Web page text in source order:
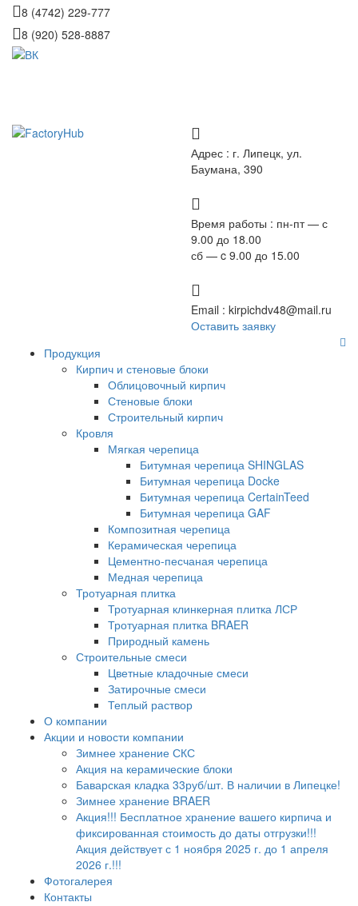
8 (4742) 229-777
8 (920) 528-8887
Адрес : г. Липецк, ул.
Баумана, 390
Время работы : пн-пт — с
9.00 до 18.00
сб — c 9.00 до 15.00
Email : kirpichdv48@mail.ru
Оставить заявку
Продукция
Кирпич и стеновые блоки
Облицовочный кирпич
Стеновые блоки
Строительный кирпич
Кровля
Мягкая черепица
Битумная черепица SHINGLAS
Битумная черепица Docke
Битумная черепица CertainTeed
Битумная черепица GAF
Композитная черепица
Керамическая черепица
Цементно-песчаная черепица
Медная черепица
Тротуарная плитка
Тротуарная клинкерная плитка ЛСР
Тротуарная плитка BRAER
Природный камень
Строительные смеси
Цветные кладочные смеси
Затирочные смеси
Теплый раствор
О компании
Акции и новости компании
Зимнее хранение СКС
Акция на керамические блоки
Баварская кладка 33руб/шт. В наличии в Липецке!
Зимнее хранение BRAER
Акция!!! Бесплатное хранение вашего кирпича и
фиксированная стоимость до даты отгрузки!!!
Акция действует с 1 ноября 2025 г. до 1 апреля
2026 г.!!!
Фотогалерея
Контакты